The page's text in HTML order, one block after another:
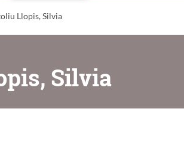
Llopis, Silvia
Silvia